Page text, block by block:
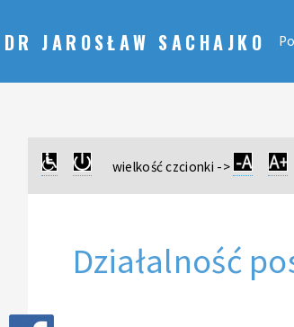
DR JAROSŁAW SACHAJKO
wielkość czcionki ->
Działalność